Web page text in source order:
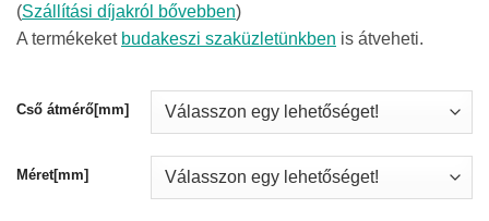
(Szállítási díjakról bővebben)
A termékeket budakeszi szaküzletünkben is átveheti.
Cső átmérő[mm]
Méret[mm]